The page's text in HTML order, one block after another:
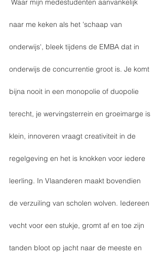
naar me keken als het 'schaap van
onderwijs', bleek tijdens de EMBA dat in
onderwijs de concurrentie groot is. Je komt
bijna nooit in een monopolie of duopolie
terecht, je wervingsterrein en groeimarge is
klein, innoveren vraagt creativiteit in de
regelgeving en het is knokken voor iedere
leerling. In Vlaanderen maakt bovendien
de verzuiling van scholen wolven. Iedereen
vecht voor een stukje, gromt af en toe zijn
tanden bloot op jacht naar de meeste en